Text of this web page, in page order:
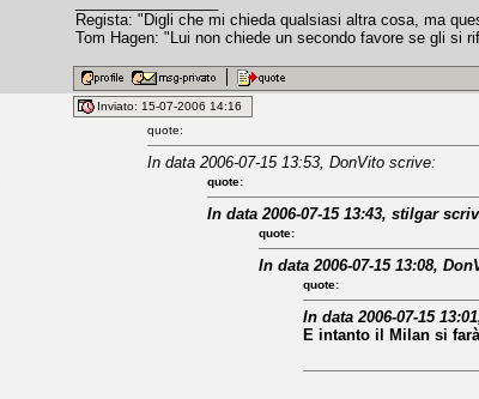
Regista: "Digli che mi chieda qualsiasi altra cosa, ma
Tom Hagen: "Lui non chiede un secondo favore se gli si
Inviato: 15-07-2006 14:16
quote:
In data 2006-07-15 13:53, DonVito scrive:
quote:
In data 2006-07-15 13:43, stilgar
quote:
In data 2006-07-15 13:08,
quote:
In data 2006-07-15
E intanto il Milan si